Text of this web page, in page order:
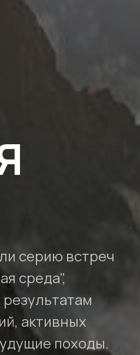
серию встреч
среда",
активных
походы.